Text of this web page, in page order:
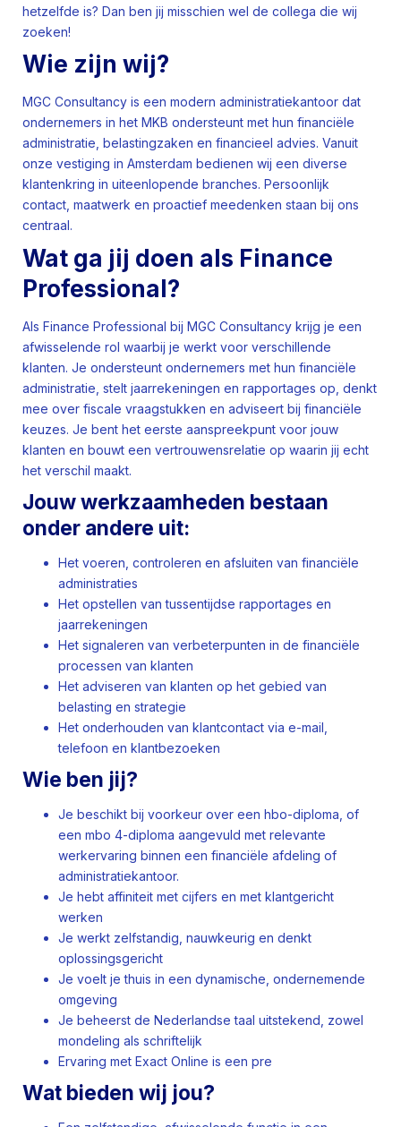
hetzelfde is? Dan ben jij misschien wel de collega die wij
zoeken!
Wie zijn wij?
MGC Consultancy is een modern administratiekantoor dat
ondernemers in het MKB ondersteunt met hun financiële
administratie, belastingzaken en financieel advies. Vanuit
onze vestiging in Amsterdam bedienen wij een diverse
klantenkring in uiteenlopende branches. Persoonlijk
contact, maatwerk en proactief meedenken staan bij ons
centraal.
Wat ga jij doen als Finance
Professional?
Als Finance Professional bij MGC Consultancy krijg je een
afwisselende rol waarbij je werkt voor verschillende
klanten. Je ondersteunt ondernemers met hun financiële
administratie, stelt jaarrekeningen en rapportages op, denkt
mee over fiscale vraagstukken en adviseert bij financiële
keuzes. Je bent het eerste aanspreekpunt voor jouw
klanten en bouwt een vertrouwensrelatie op waarin jij echt
het verschil maakt.
Jouw werkzaamheden bestaan
onder andere uit:
Het voeren, controleren en afsluiten van financiële
administraties
Het opstellen van tussentijdse rapportages en
jaarrekeningen
Het signaleren van verbeterpunten in de financiële
processen van klanten
Het adviseren van klanten op het gebied van
belasting en strategie
Het onderhouden van klantcontact via e-mail,
telefoon en klantbezoeken
Wie ben jij?
Je beschikt bij voorkeur over een hbo-diploma, of
een mbo 4-diploma aangevuld met relevante
werkervaring binnen een financiële afdeling of
administratiekantoor.
Je hebt affiniteit met cijfers en met klantgericht
werken
Je werkt zelfstandig, nauwkeurig en denkt
oplossingsgericht
Je voelt je thuis in een dynamische, ondernemende
omgeving
Je beheerst de Nederlandse taal uitstekend, zowel
mondeling als schriftelijk
Ervaring met Exact Online is een pre
Wat bieden wij jou?